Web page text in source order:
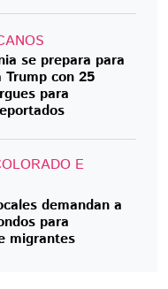
se prepara para
Trump con 25
para
E
demandan a
para
migrantes